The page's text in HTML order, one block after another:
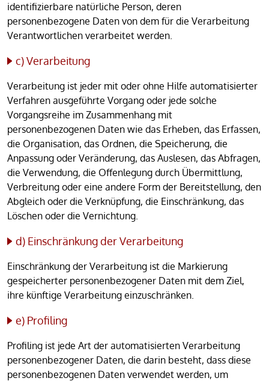
identifizierbare natürliche Person, deren
personenbezogene Daten von dem für die Verarbeitung
Verantwortlichen verarbeitet werden.
c) Verarbeitung
Verarbeitung ist jeder mit oder ohne Hilfe automatisierter
Verfahren ausgeführte Vorgang oder jede solche
Vorgangsreihe im Zusammenhang mit
personenbezogenen Daten wie das Erheben, das Erfassen,
die Organisation, das Ordnen, die Speicherung, die
Anpassung oder Veränderung, das Auslesen, das Abfragen,
die Verwendung, die Offenlegung durch Übermittlung,
Verbreitung oder eine andere Form der Bereitstellung, den
Abgleich oder die Verknüpfung, die Einschränkung, das
Löschen oder die Vernichtung.
d) Einschränkung der Verarbeitung
Einschränkung der Verarbeitung ist die Markierung
gespeicherter personenbezogener Daten mit dem Ziel,
ihre künftige Verarbeitung einzuschränken.
e) Profiling
Profiling ist jede Art der automatisierten Verarbeitung
personenbezogener Daten, die darin besteht, dass diese
personenbezogenen Daten verwendet werden, um